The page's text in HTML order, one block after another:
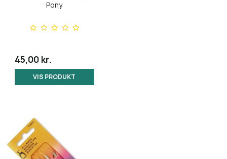
Pony
45,00 kr.
VIS PRODUKT